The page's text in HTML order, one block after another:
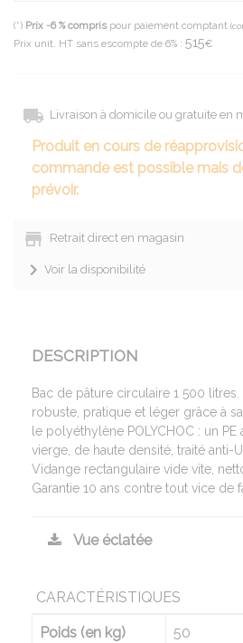
(*) Prix -6 % compris pour paiement comptant
Prix unit. HT sans escompte de 6% : 515€
Livraison à domicile ou gratuite en
Produit en cours de
commande est possible mais
prévoir.
Retrait direct en magasin
Voir la disponibilité
DESCRIPTION
Bac de pâture circulaire 1 500 litres.
robuste, pratique et léger grâce à
le polyéthylène POLYCHOC : un PE
vierge, de haute densité, traité anti-
Vidange rectangulaire vide vite,
Garantie 10 ans contre tout vice de
Vue éclatée
CARACTÉRISTIQUES
Poids (en kg) 50